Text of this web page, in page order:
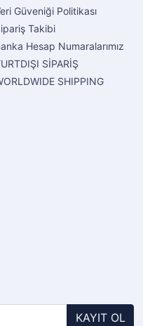
Güveniği Politikası
Takibi
Hesap Numaralarımız
SİPARİŞ
SHIPPING
KAYIT OL